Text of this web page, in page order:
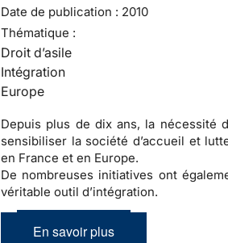
Date de publication : 2010
Thématique :
Droit d’asile
Intégration
Europe
Depuis plus de dix ans, la nécessité
sensibiliser la société d’accueil et
en France et en Europe.
De nombreuses initiatives ont
véritable outil d’intégration.
En savoir plus